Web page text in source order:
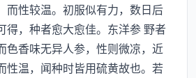
性较温。初服似有力，数日后
得，种者愈大愈佳。东洋参 野者
色香味无异人参，性则微凉，近
性温，闻种时皆用硫黄故也。若